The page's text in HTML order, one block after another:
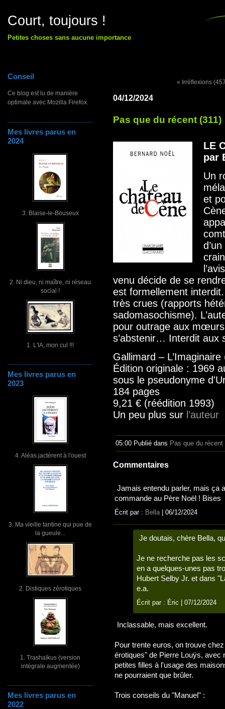
Court, toujours !
Petites choses sans aucune importance
Conseil
Ce blog est lu de manière
optimale avec Mozilla Firefox.
Mes livres parus en
2024
3. Blaise-le-Bouseux
2. Ni dieu, ni maître, ni réseau
social !
1. L'IA, mon cul !!!
Mes livres parus en
2023
4. Aléas jactèrent à l'ouest
3. Ma vieille tantine qui pue de
la gueule...
2. Distiques zérotiques
1. Trashaïkus (version
intégrale augmentée)
Mes livres parus en
2022
« Irréflexions
04/12/2024
Pas que du récent (311)
LE
par
Un
et
venu décide de se
est formellement
très crues (rapports
sadomasochisme).
pour outrage aux
s’abstenir… Interdit aux
Gallimard – L’Imaginaire
Édition originale : 1969
sous le pseudonyme
184 pages
9,21 € (réédition 1993)
Un peu plus sur l’auteur
05:00 Publié dans Pas que du récent
Commentaires
Jamais entendu parler, mais ça
commande au Père Noël ! Bises
Écrit par : Bella| 06/12/2024
Je doutais, chère Bella,
Je ne recherche pas les
en a quelques-unes pas
Hubert Selby Jr. et dans
e.a.
Écrit par : Éric | 07/12/2024
Inclassable, mais excellent.
Pour trente euros, on trouve
érotiques" de Pierre Louÿs, avec
petites filles à l'usage des
ne pourraient que brûler.
Trois conseils du "Manuel" :